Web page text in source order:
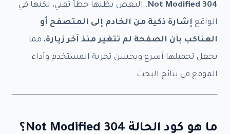
304 Not Modified
. البعض يظنها خطأ تقني، لكنها في
الواقع إشارة ذكية من الخادم إلى المتصفح أو
العناكب بأن الصفحة لم تتغير منذ آخر زيارة، مما
يجعل تحميلها أسرع ويحسن تجربة المستخدم وأداء
الموقع في نتائج البحث.
ما هو كود الحالة 304 Not Modified؟